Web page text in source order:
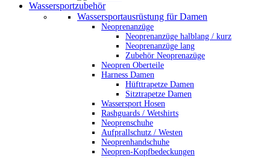
Wassersportzubehör
Wassersportausrüstung für Damen
Neoprenanzüge
Neoprenanzüge halblang / kurz
Neoprenanzüge lang
Zubehör Neoprenazüge
Neopren Oberteile
Harness Damen
Hüfttrapetze Damen
Sitztrapetze Damen
Wassersport Hosen
Rashguards / Wetshirts
Neoprenschuhe
Aufprallschutz / Westen
Neoprenhandschuhe
Neopren-Kopfbedeckungen